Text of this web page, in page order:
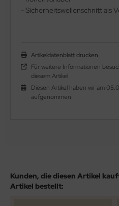
- Sicherheitswellenschnitt als
Artikeldatenblatt drucken
Für weitere Informationen
diesem Artikel.
Diesen Artikel haben wir am
aufgenommen.
Kunden, die diesen Artikel
Artikel bestellt: